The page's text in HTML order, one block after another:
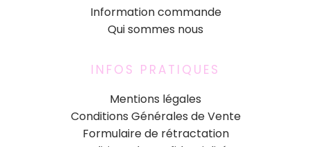
Information commande
Qui sommes nous
INFOS PRATIQUES
Mentions légales
Conditions Générales de Vente
Formulaire de rétractation